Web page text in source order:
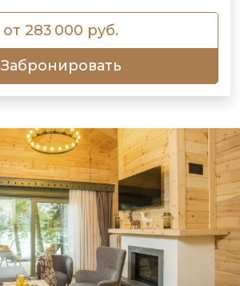
от 283 000 руб.
Забронировать